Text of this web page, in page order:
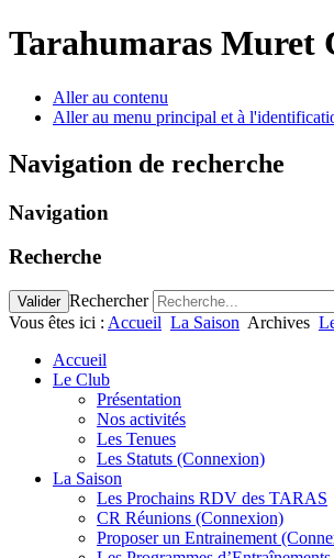
Tarahumaras Muret
Aller au contenu
Aller au menu principal et à
Navigation de recherche
Navigation
Recherche
Valider Rechercher
Vous êtes ici : Accueil La Saison Archives
Accueil
Le Club
Présentation
Nos activités
Les Tenues
Les Statuts (Connexion)
La Saison
Les Prochains RDV des TARAS
CR Réunions (Connexion)
Proposer un Entrainement